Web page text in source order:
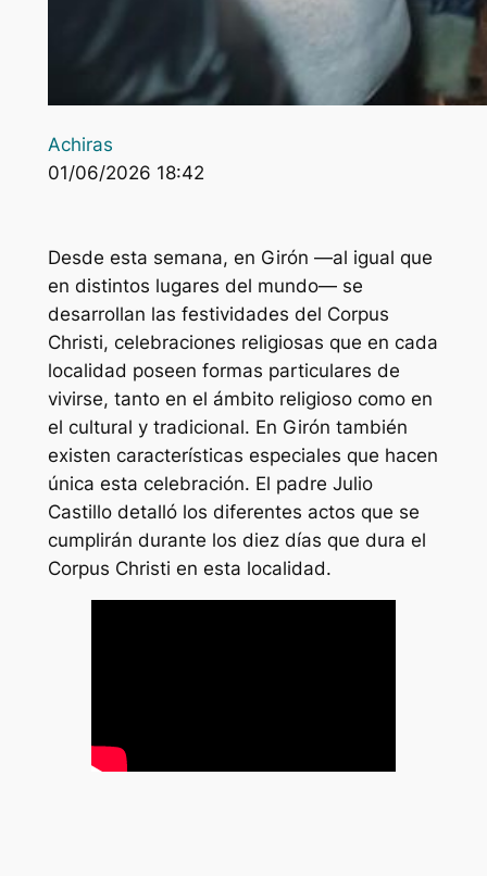
Achiras
01/06/2026 18:42
Desde esta semana, en Girón —al igual que
en distintos lugares del mundo— se
desarrollan las festividades del Corpus
Christi, celebraciones religiosas que en cada
localidad poseen formas particulares de
vivirse, tanto en el ámbito religioso como en
el cultural y tradicional. En Girón también
existen características especiales que hacen
única esta celebración. El padre Julio
Castillo detalló los diferentes actos que se
cumplirán durante los diez días que dura el
Corpus Christi en esta localidad.